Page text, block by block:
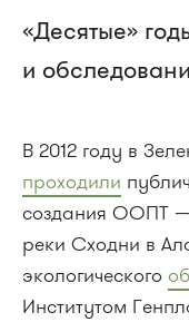
«Десятые»
и
В 2012 году в
проходили
создания ООПТ
реки Сходни в
экологического
Институтом